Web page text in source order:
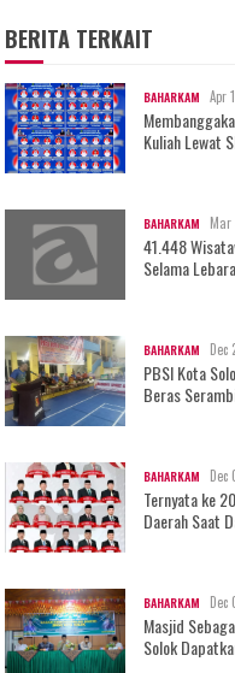
BERITA TERKAIT
BAHARKAM Apr
Kuliah Lewat
BAHARKAM Mar
41.448
Selama
BAHARKAM Dec
PBSI Kota
Beras
BAHARKAM Dec
Ternyata ke
Daerah Saat
BAHARKAM Dec
Masjid
Solok